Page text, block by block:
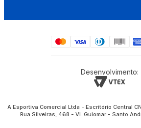
Desenvolvimento:
A Esportiva Comercial Ltda - Escritório Central
Rua Silveiras, 468 - Vl. Guiomar - Santo